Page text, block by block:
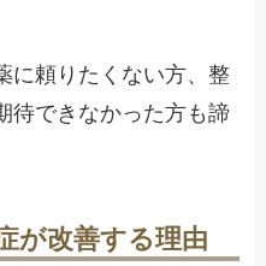
に頼りたくない方、整
待できなかった方も諦
が改善する理由